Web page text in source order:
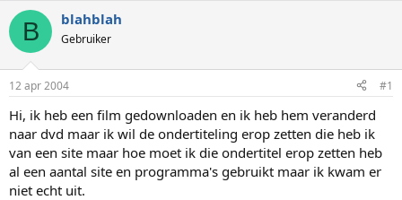
r
w
e
s
a
r
t
e
r
t
d
a
m
B blahblah
Gebruiker
12 apr 2004 #1
Hi, ik heb een film gedownloaden en ik heb hem veranderd
naar dvd maar ik wil de ondertiteling erop zetten die heb ik
van een site maar hoe moet ik die ondertitel erop zetten heb
al een aantal site en programma's gebruikt maar ik kwam er
niet echt uit.